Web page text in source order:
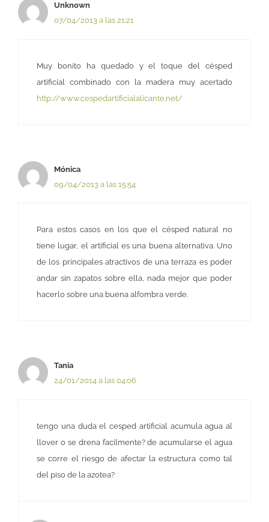
Unknown
07/04/2013 a las 21:21
Muy bonito ha quedado y el toque del césped
artificial combinado con la madera muy acertado
http://www.cespedartificialalicante.net/
Mónica
09/04/2013 a las 15:54
Para estos casos en los que el césped natural no
tiene lugar, el artificial es una buena alternativa. Uno
de los principales atractivos de una terraza es poder
andar sin zapatos sobre ella, nada mejor que poder
hacerlo sobre una buena alfombra verde.
Tania
24/01/2014 a las 04:06
tengo una duda el cesped artificial acumula agua al
llover o se drena facilmente? de acumularse el agua
se corre el riesgo de afectar la estructura como tal
del piso de la azotea?